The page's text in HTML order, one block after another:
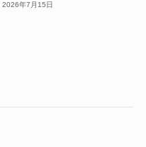
2026年7月15日